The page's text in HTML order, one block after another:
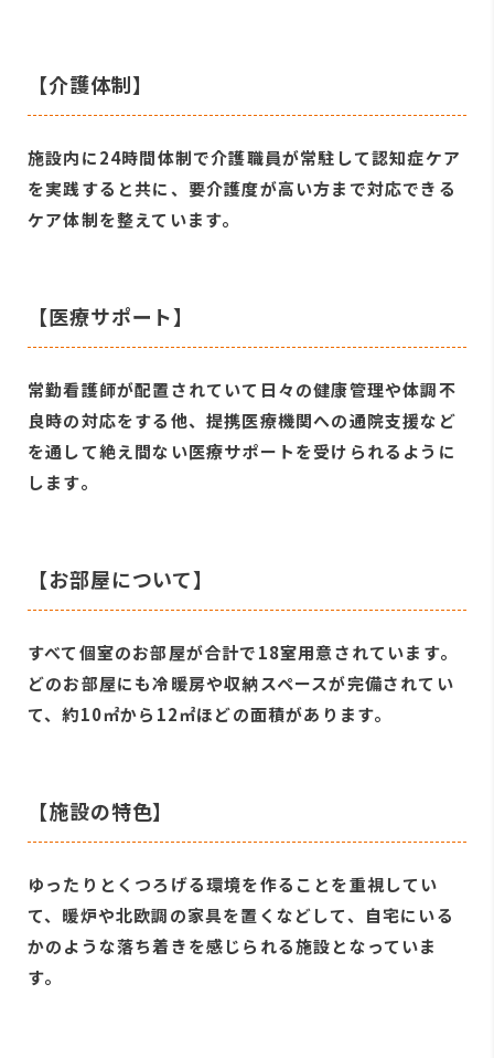
【介護体制】
施設内に24時間体制で介護職員が常駐して認知症ケア
を実践すると共に、要介護度が高い方まで対応できる
ケア体制を整えています。
【医療サポート】
常勤看護師が配置されていて日々の健康管理や体調不
良時の対応をする他、提携医療機関への通院支援など
を通して絶え間ない医療サポートを受けられるように
します。
【お部屋について】
すべて個室のお部屋が合計で18室用意されています。
どのお部屋にも冷暖房や収納スペースが完備されてい
て、約10㎡から12㎡ほどの面積があります。
【施設の特色】
ゆったりとくつろげる環境を作ることを重視してい
て、暖炉や北欧調の家具を置くなどして、自宅にいる
かのような落ち着きを感じられる施設となっていま
す。